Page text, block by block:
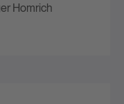
Homrich